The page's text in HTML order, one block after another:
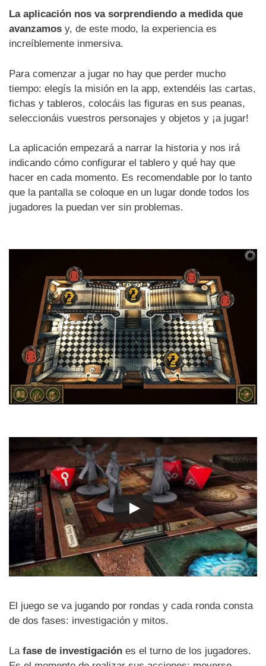
La aplicación nos va sorprendiendo a medida que
avanzamos y, de este modo, la experiencia es
increíblemente inmersiva.
Para comenzar a jugar no hay que perder mucho
tiempo: elegís la misión en la app, extendéis las cartas,
fichas y tableros, colocáis las figuras en sus peanas,
seleccionáis vuestros personajes y objetos y ¡a jugar!
La aplicación empezará a narrar la historia y nos irá
indicando cómo configurar el tablero y qué hay que
hacer en cada momento. Es recomendable por lo tanto
que la pantalla se coloque en un lugar donde todos los
jugadores la puedan ver sin problemas.
El juego se va jugando por rondas y cada ronda consta
de dos fases: investigación y mitos.
La fase de investigación es el turno de los jugadores.